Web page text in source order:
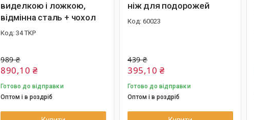
виделкою і ложкою,
відмінна сталь + чохол
34 TKP
989 ₴
890,10 ₴
Готово до відправки
Оптом і в роздріб
ніж для подорожей
60023
439 ₴
395,10 ₴
Готово до відправки
Оптом і в роздріб